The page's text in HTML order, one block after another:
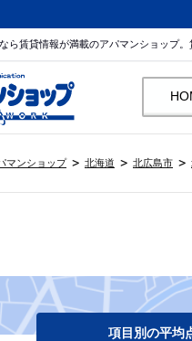
ら賃貸情報が満載のアパマンショップ
マンショップ 北海道 北広島市
項目別の平均